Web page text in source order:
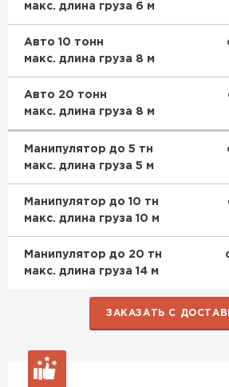
макс. длина груза 6 м
Авто 10 тонн
макс. длина груза 8 м
Авто 20 тонн
макс. длина груза 8 м
Манипулятор до 5 тн
макс. длина груза 5 м
Манипулятор до 10 тн
макс. длина груза 10 м
Манипулятор до 20 тн
макс. длина груза 14 м
ЗАКАЗАТЬ С